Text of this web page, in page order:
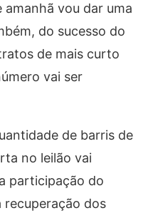
vou dar uma
do sucesso do
de mais curto
vai ser
de barris de
no leilão vai
participação do
recuperação dos